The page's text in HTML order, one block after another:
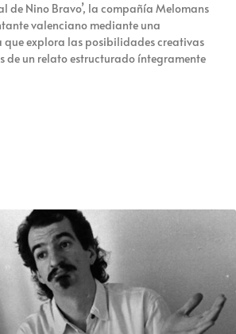
de Nino Bravo’, la compañía Melomans
valenciano mediante una
que explora las posibilidades creativas
de un relato estructurado íntegramente